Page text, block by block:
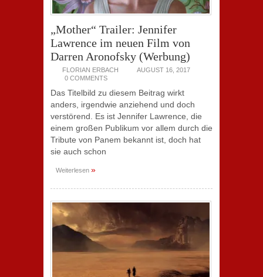
„Mother“ Trailer: Jennifer
Lawrence im neuen Film von
Darren Aronofsky (Werbung)
FLORIAN ERBACH
AUGUST 16, 2017
0 COMMENTS
Das Titelbild zu diesem Beitrag wirkt
anders, irgendwie anziehend und doch
verstörend. Es ist Jennifer Lawrence, die
einem großen Publikum vor allem durch die
Tribute von Panem bekannt ist, doch hat
sie auch schon
Weiterlesen »